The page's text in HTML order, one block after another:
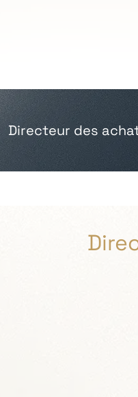
Directeur des